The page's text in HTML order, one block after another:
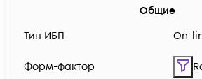
Общие
Тип ИБП
On-
Форм-фактор